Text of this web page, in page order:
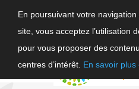
En poursuivant votre navigation
site, vous acceptez l’utilisation
pour vous proposer des
centres d’intérêt. En savoir